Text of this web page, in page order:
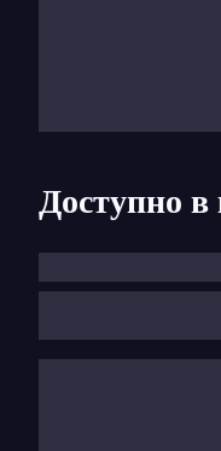
Доступно в